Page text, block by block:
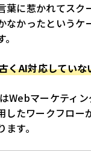
葉に惹かれてス
なかったという
くAI対応していな
Webマーケティ
したワークフロ
す。